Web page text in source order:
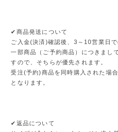
✔︎商品発送について
ご入金(決済)確認後、3～10営業日で
一部商品（ご予約商品）につきまし
すので、そちらが優先されます。
受注(予約)商品を同時購入された場
となります。
✔︎返品について